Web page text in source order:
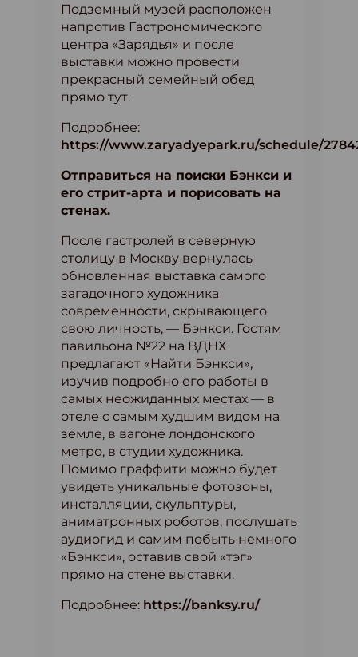
Подземный музей расположен
напротив Гастрономического
центра «Зарядья» и после
выставки можно провести
прекрасный семейный обед
прямо тут.
Подробнее:
https://www.zaryadyepark.ru/schedule/
Отправиться на поиски Бэнкси и
его стрит-арта и порисовать на
стенах.
После гастролей в северную
столицу в Москву вернулась
обновленная выставка самого
загадочного художника
современности, скрывающего
свою личность, — Бэнкси. Гостям
павильона №22 на ВДНХ
предлагают «Найти Бэнкси»,
изучив подробно его работы в
самых неожиданных местах — в
отеле с самым худшим видом на
земле, в вагоне лондонского
метро, в студии художника.
Помимо граффити можно будет
увидеть уникальные фотозоны,
инсталляции, скульптуры,
аниматронных роботов, послушать
аудиогид и самим побыть немного
«Бэнкси», оставив свой «тэг»
прямо на стене выставки.
Подробнее: https://banksy.ru/